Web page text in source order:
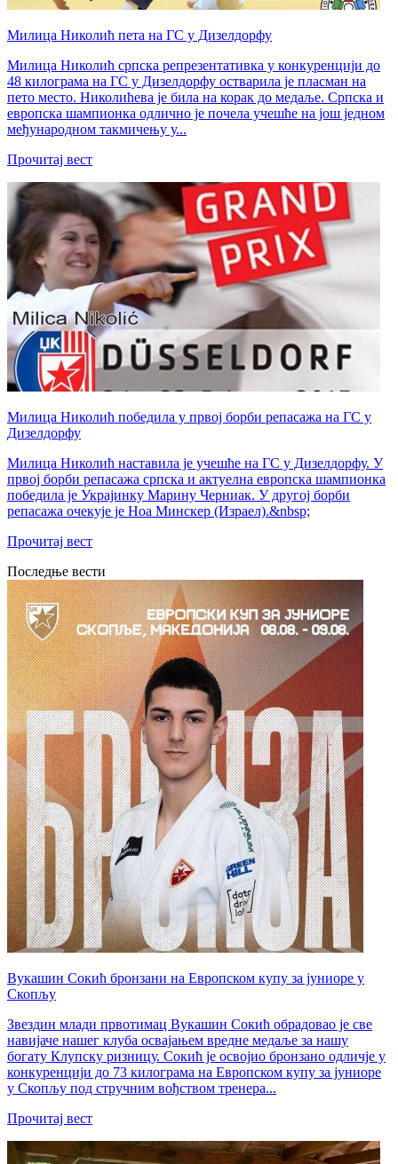
Милица Николић пета на ГС у Дизелдорфу
Милица Николић српска репрезентативка у конкуренцији до
48 килограма на ГС у Дизелдорфу остварила је пласман на
пето место. Николићева је била на корак до медаље. Српска и
европска шампионка одлично је почела учешће на још једном
међународном такмичењу у...
Прочитај вест
Милица Николић победила у првој борби репасажа на ГС у
Дизелдорфу
Милица Николић наставила је учешће на ГС у Дизелдорфу. У
првој борби репасажа српска и актуелна европска шампионка
победила је Украјинку Марину Черниак. У другој борби
репасажа очекује је Ноа Минскер (Израел).&nbsp;
Прочитај вест
Последње вести
Вукашин Сокић бронзани на Европском купу за јуниоре у
Скопљу
Звездин млади првотимац Вукашин Сокић обрадовао је све
навијаче нашег клуба освајањем вредне медаље за нашу
богату Клупску ризницу. Сокић је освојио бронзано одличје у
конкуренцији до 73 килограма на Европском купу за јуниоре
у Скопљу под стручним вођством тренера...
Прочитај вест